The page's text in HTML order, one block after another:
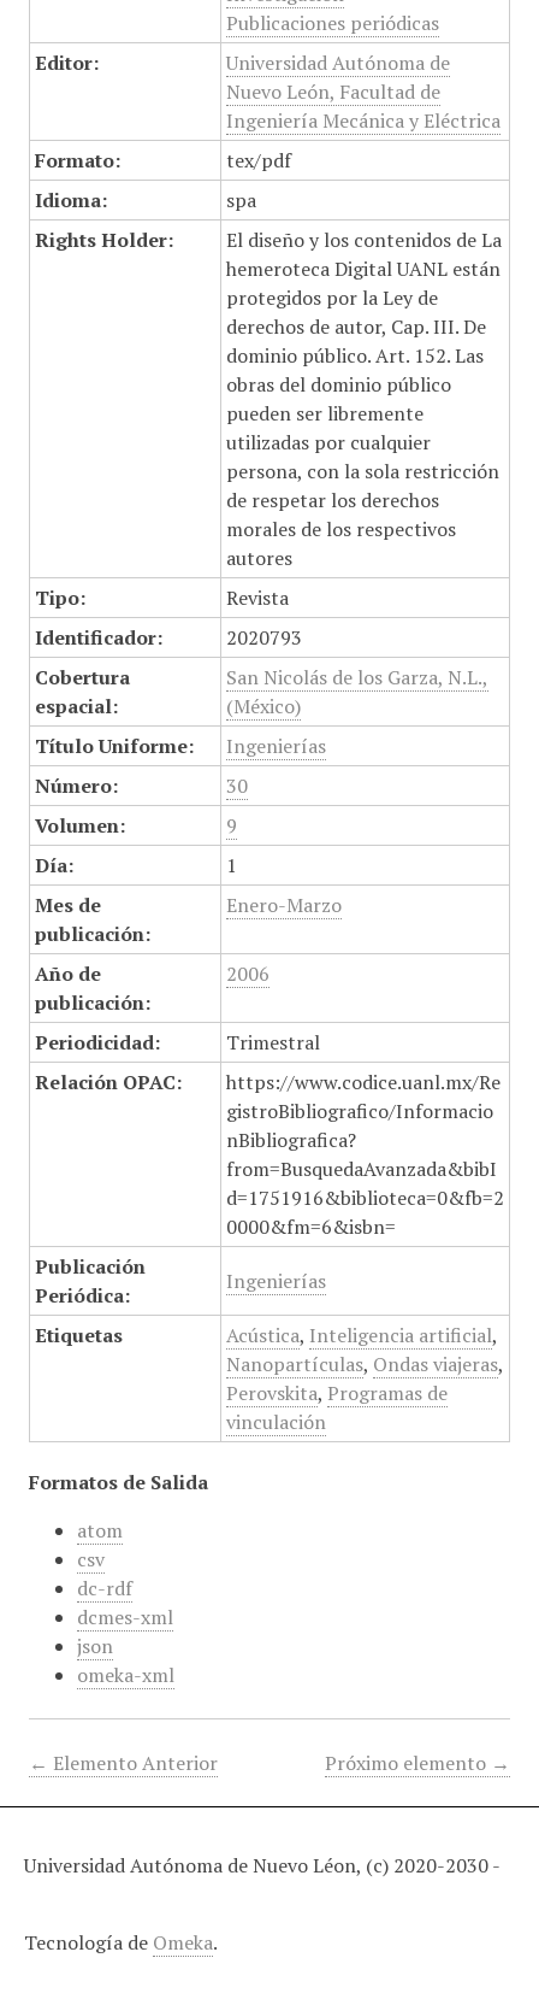
Publicaciones periódicas
Editor:
Universidad Autónoma de
Nuevo León, Facultad de
Ingeniería Mecánica y Eléctrica
Formato:
tex/pdf
Idioma:
spa
Rights Holder:
El diseño y los contenidos de La
hemeroteca Digital UANL están
protegidos por la Ley de
derechos de autor, Cap. III. De
dominio público. Art. 152. Las
obras del dominio público
pueden ser libremente
utilizadas por cualquier
persona, con la sola restricción
de respetar los derechos
morales de los respectivos
autores
Tipo:
Revista
Identificador:
2020793
Cobertura
espacial:
San Nicolás de los Garza, N.L.,
(México)
Título Uniforme:
Ingenierías
Número:
30
Volumen:
9
Día:
1
Mes de
publicación:
Enero-Marzo
Año de
publicación:
2006
Periodicidad:
Trimestral
Relación OPAC:
https://www.codice.uanl.mx/Re
gistroBibliografico/Informacio
nBibliografica?
from=BusquedaAvanzada&bibI
d=1751916&biblioteca=0&fb=2
0000&fm=6&isbn=
Publicación
Periódica:
Ingenierías
Etiquetas Acústica, Inteligencia artificial,
Nanopartículas, Ondas viajeras,
Perovskita, Programas de
vinculación
Formatos de Salida
atom
csv
dc-rdf
dcmes-xml
json
omeka-xml
← Elemento Anterior Próximo elemento →
Universidad Autónoma de Nuevo Léon, (c) 2020-2030 -
Tecnología de Omeka.